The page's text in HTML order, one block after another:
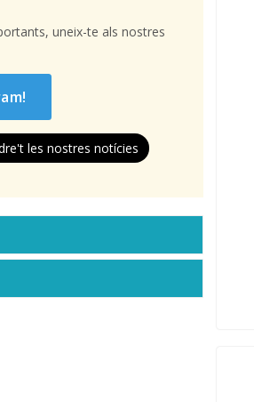
uneix-te als nostres
les nostres notícies